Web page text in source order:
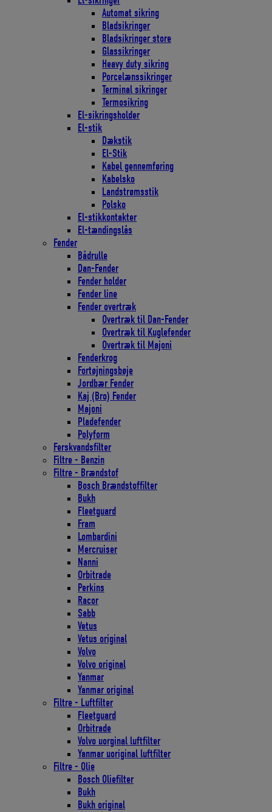
Automat sikring
Bladsikringer
Bladsikringer store
Glassikringer
Heavy duty sikring
Porcelænssikringer
Terminal sikringer
Termosikring
El-sikringsholder
El-stik
Dækstik
El-Stik
Kabel gennemføring
Kabelsko
Landstrømsstik
Polsko
El-stikkontakter
El-tændingslås
Fender
Bådrulle
Dan-Fender
Fender holder
Fender line
Fender overtræk
Overtræk til Dan-Fender
Overtræk til Kuglefender
Overtræk til Majoni
Fenderkrog
Fortøjningsbøje
Jordbær Fender
Kaj (Bro) Fender
Majoni
Pladefender
Polyform
Ferskvandsfilter
Filtre - Benzin
Filtre - Brændstof
Bosch Brændstoffilter
Bukh
Fleetguard
Fram
Lombardini
Mercruiser
Nanni
Orbitrade
Perkins
Racor
Sabb
Vetus
Vetus original
Volvo
Volvo original
Yanmar
Yanmar original
Filtre - Luftfilter
Fleetguard
Orbitrade
Volvo uorginal luftfilter
Yanmar uoriginal luftfilter
Filtre - Olie
Bosch Oliefilter
Bukh
Bukh original